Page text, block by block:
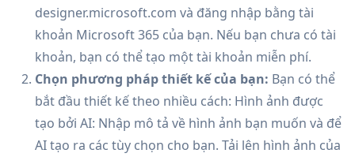
designer.microsoft.com và đăng nhập bằng tài
khoản Microsoft 365 của bạn. Nếu bạn chưa có tài
khoản, bạn có thể tạo một tài khoản miễn phí.
Chọn phương pháp thiết kế của bạn: Bạn có thể
bắt đầu thiết kế theo nhiều cách: Hình ảnh được
tạo bởi AI: Nhập mô tả về hình ảnh bạn muốn và để
AI tạo ra các tùy chọn cho bạn. Tải lên hình ảnh của